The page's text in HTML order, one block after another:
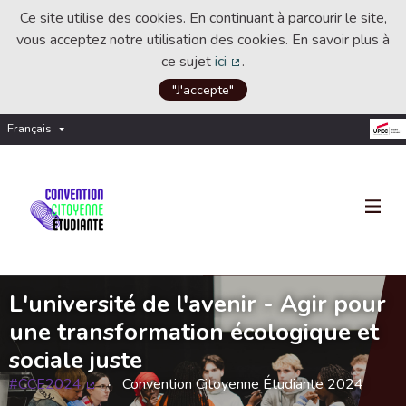
Ce site utilise des cookies. En continuant à parcourir le site,
vous acceptez notre utilisation des cookies. En savoir plus à
ce sujetici
(Lien externe)
.
"J'accepte"
Français Choisir la langue
L'université de l'avenir - Agir pour
une transformation écologique et
sociale juste
#CCE2024
(Lien externe)
Convention Citoyenne Étudiante 2024